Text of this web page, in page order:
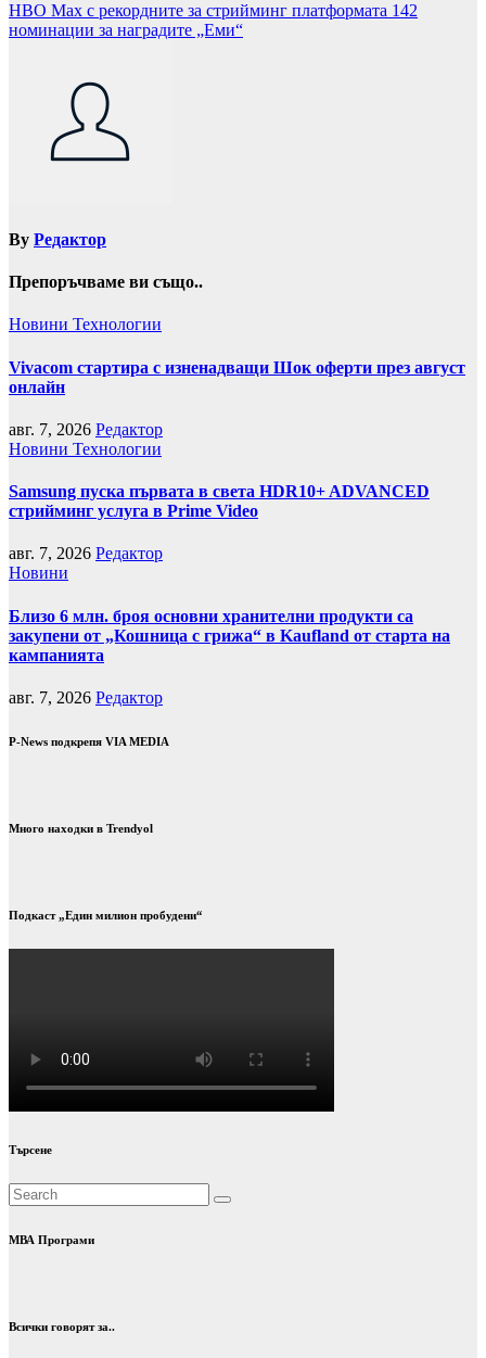
HBO Max с рекордните за стрийминг платформата 142
номинации за наградите „Еми“
By Редактор
Препоръчваме ви също..
Новини Технологии
Vivacom стартира с изненадващи Шок оферти през август
онлайн
авг. 7, 2026 Редактор
Новини Технологии
Samsung пуска първата в света HDR10+ ADVANCED
стрийминг услуга в Prime Video
авг. 7, 2026 Редактор
Новини
Близо 6 млн. броя основни хранителни продукти са
закупени от „Кошница с грижа“ в Kaufland от старта на
кампанията
авг. 7, 2026 Редактор
P-News подкрепя VIA MEDIA
Много находки в Trendyol
Подкаст „Един милион пробудени“
Търсене
МВА Програми
Всички говорят за..